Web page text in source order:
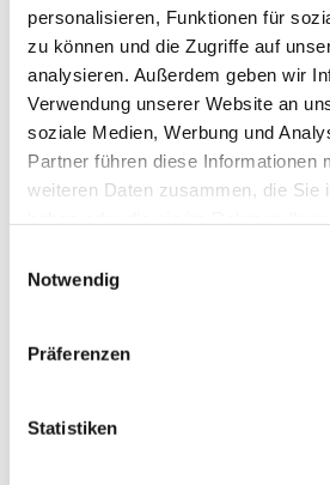
personalisieren, Funktionen für
zu können und die Zugriffe auf
analysieren. Außerdem geben wir
Verwendung unserer Website an
soziale Medien, Werbung und
Partner führen diese Informationen
weiteren Daten zusammen, die Sie
Notwendig
Präferenzen
Statistiken